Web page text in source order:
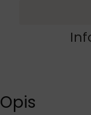
Opis